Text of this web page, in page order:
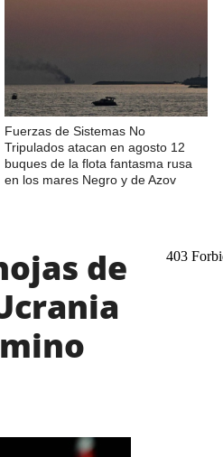
Fuerzas de Sistemas No
Tripulados atacan en agosto 12
buques de la flota fantasma rusa
en los mares Negro y de Azov
de